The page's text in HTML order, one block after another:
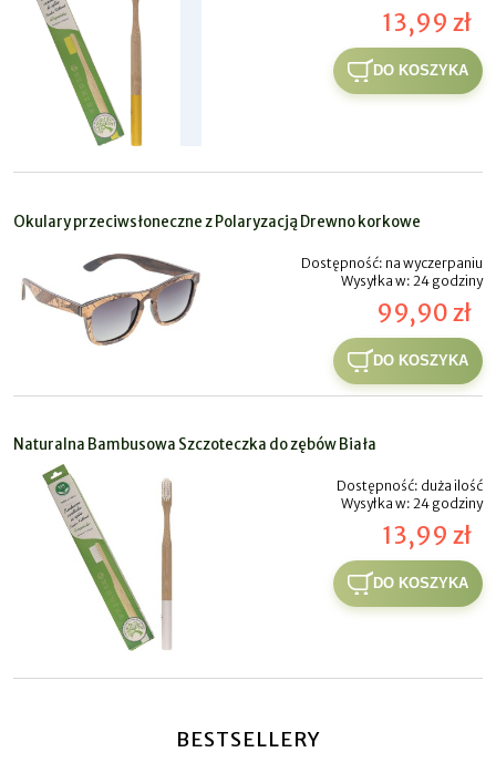
13,99 zł
DO KOSZYKA
Okulary przeciwsłoneczne z Polaryzacją Drewno korkowe
Dostępność: na wyczerpaniu
Wysyłka w: 24 godziny
99,90 zł
DO KOSZYKA
Naturalna Bambusowa Szczoteczka do zębów Biała
Dostępność: duża ilość
Wysyłka w: 24 godziny
13,99 zł
DO KOSZYKA
BESTSELLERY